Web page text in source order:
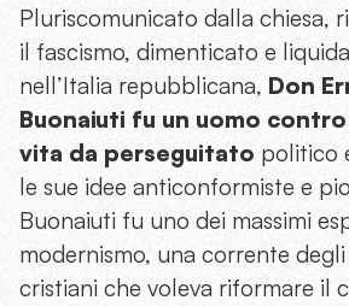
Pluriscomunicato dalla chiesa,
il fascismo, dimenticato e
nell’Italia repubblicana, Don
Buonaiuti fu un uomo
vita da perseguitato politico
le sue idee anticonformiste e
Buonaiuti fu uno dei massimi
modernismo, una corrente
cristiani che voleva riformare il